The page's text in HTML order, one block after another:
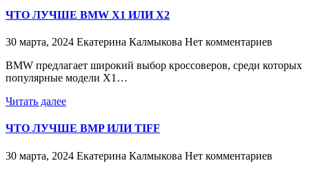
ЧТО ЛУЧШЕ BMW X1 ИЛИ X2
30 марта, 2024 Екатерина Калмыкова Нет комментариев
BMW предлагает широкий выбор кроссоверов, среди которых
популярные модели X1…
Читать далее
ЧТО ЛУЧШЕ BMP ИЛИ TIFF
30 марта, 2024 Екатерина Калмыкова Нет комментариев